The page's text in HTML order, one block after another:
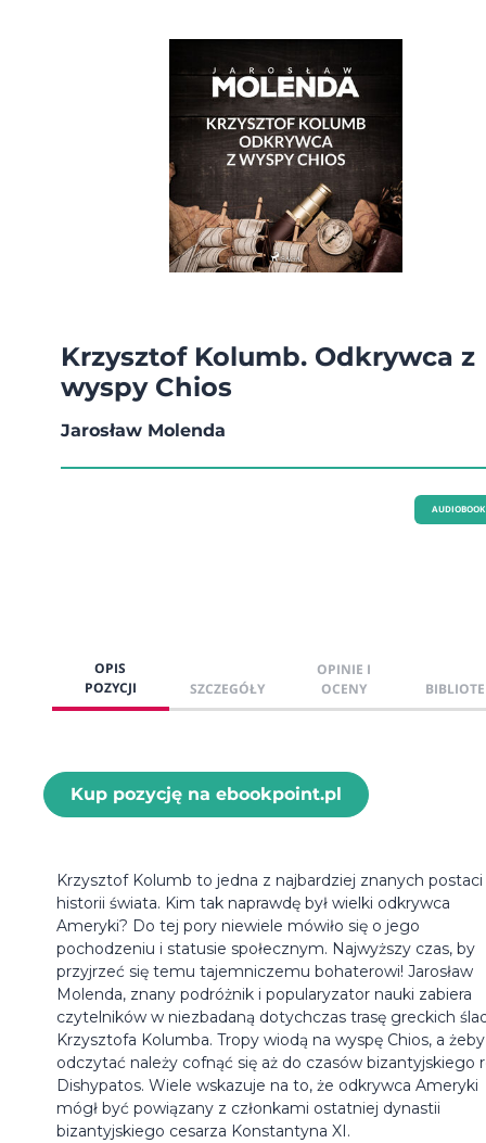
Krzysztof Kolumb. Odkrywca z
wyspy Chios
Jarosław Molenda
AUDIOBOOK
OPIS
POZYCJI
SZCZEGÓŁY
OPINIE I
OCENY
Kup pozycję na ebookpoint.pl
Krzysztof Kolumb to jedna z najbardziej znanych
historii świata. Kim tak naprawdę był wielki odkrywca
Ameryki? Do tej pory niewiele mówiło się o jego
pochodzeniu i statusie społecznym. Najwyższy czas, by
przyjrzeć się temu tajemniczemu bohaterowi! Jarosław
Molenda, znany podróżnik i popularyzator nauki zabiera
czytelników w niezbadaną dotychczas trasę greckich
Krzysztofa Kolumba. Tropy wiodą na wyspę Chios, a
odczytać należy cofnąć się aż do czasów bizantyjskiego
Dishypatos. Wiele wskazuje na to, że odkrywca Ameryki
mógł być powiązany z członkami ostatniej dynastii
bizantyjskiego cesarza Konstantyna XI.